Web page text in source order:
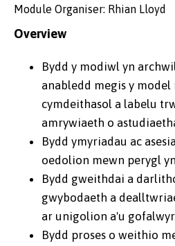
Module Organiser: Rhian Lloyd
Overview
Bydd y modiwl yn
anabledd megis y
cymdeithasol a labelu
amrywiaeth o
Bydd ymyriadau ac
oedolion mewn perygl
Bydd gweithdai a
gwybodaeth a
ar unigolion a'u
Bydd proses o weithio